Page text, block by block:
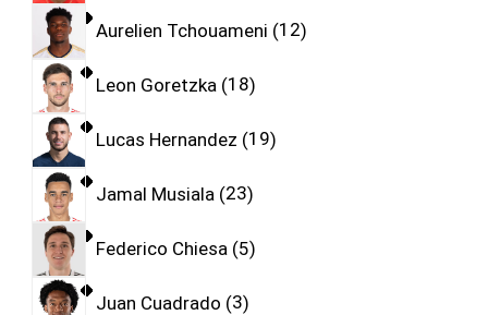
Aurelien Tchouameni 12
Leon Goretzka 18
Lucas Hernandez 19
Jamal Musiala 23
Federico Chiesa 5
Juan Cuadrado 3